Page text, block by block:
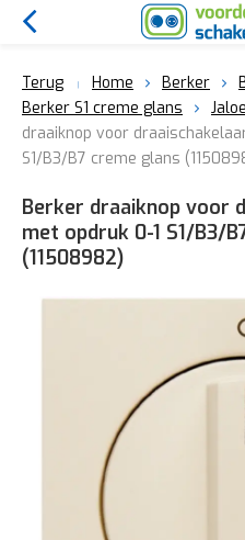
Terug Home Berker
Berker S1 creme glans
draaiknop voor
S1/B3/B7 creme glans
Berker draaiknop voor
met opdruk 0-1 S1/B3/
(11508982)